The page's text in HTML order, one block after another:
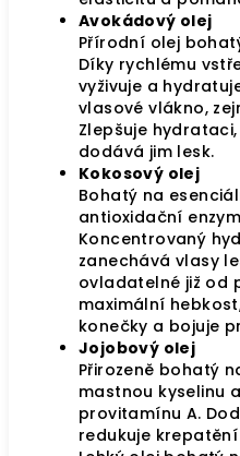
Avokádový olej
Přírodní olej
Díky rychlému
vyživuje a
vlasové vlákno,
Zlepšuje
dodává jim lesk.
Kokosový olej
Bohatý na
antioxidační
Koncentrovaný
zanechává vlasy
ovladatelné již od
maximální
konečky a bojuje
Jojobový olej
Přirozeně bohatý
mastnou kyselinu
provitamínu A.
redukuje